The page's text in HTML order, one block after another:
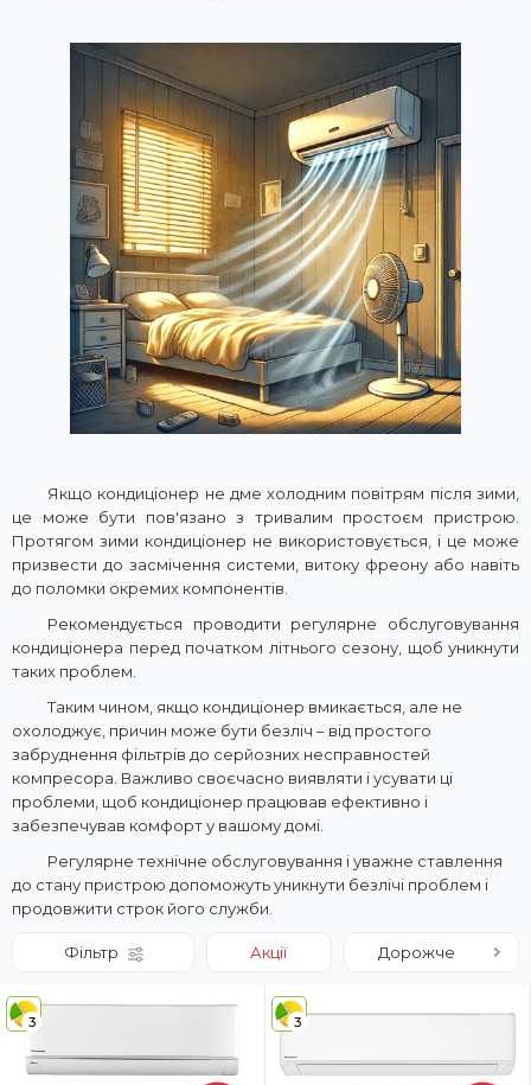
Якщо кондиціонер не дме холодним повітрям після зими,
це може бути пов'язано з тривалим простоєм пристрою.
Протягом зими кондиціонер не використовується, і це може
призвести до засмічення системи, витоку фреону або навіть
до поломки окремих компонентів.
Рекомендується проводити регулярне обслуговування
кондиціонера перед початком літнього сезону, щоб уникнути
таких проблем.
Таким чином, якщо кондиціонер вмикається, але не
охолоджує, причин може бути безліч – від простого
забруднення фільтрів до серйозних несправностей
компресора. Важливо своєчасно виявляти і усувати ці
проблеми, щоб кондиціонер працював ефективно і
забезпечував комфорт у вашому домі.
Регулярне технічне обслуговування і уважне ставлення
до стану пристрою допоможуть уникнути безлічі проблем і
продовжити строк його служби.
Фільтр Акції Дорожче
3 3